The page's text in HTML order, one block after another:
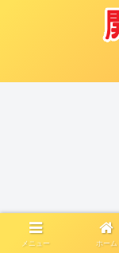
メニュー ホーム